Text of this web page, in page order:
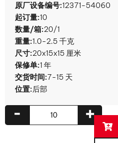
原厂设备编号:12371-54060
起订量:10
数量/箱:20/1
重量:1.0-2.5 千克
尺寸:20x15x15 厘米
保修单:1 年
交货时间:7-15 天
位置:后部
+
-